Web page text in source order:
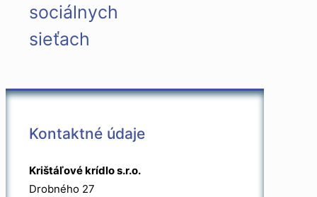
sociálnych
sieťach
Kontaktné údaje
Krištáľové krídlo s.r.o.
Drobného 27